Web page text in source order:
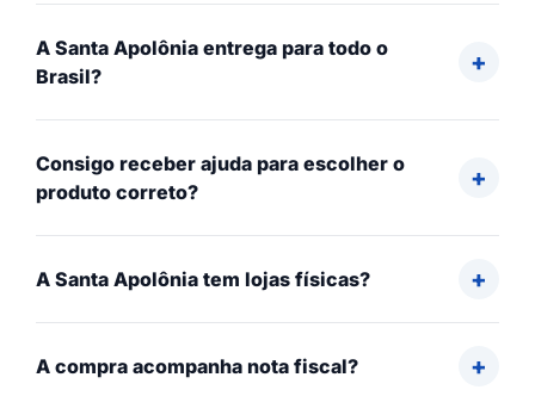
A Santa Apolônia entrega para todo o
Brasil?
Consigo receber ajuda para escolher o
produto correto?
A Santa Apolônia tem lojas físicas?
A compra acompanha nota fiscal?